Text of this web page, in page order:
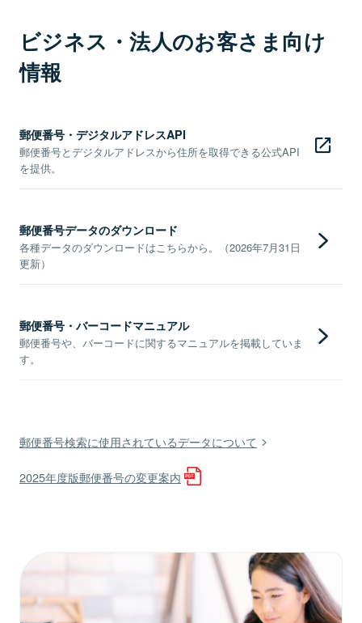
ビジネス・法人のお客さま向け
情報
郵便番号・デジタルアドレスAPI
郵便番号とデジタルアドレスから住所を取得できる公式API
を提供。
郵便番号データのダウンロード
各種データのダウンロードはこちらから。（2026年7月31日
更新）
郵便番号・バーコードマニュアル
郵便番号や、バーコードに関するマニュアルを掲載していま
す。
郵便番号検索に使用されているデータについて
2025年度版郵便番号の変更案内